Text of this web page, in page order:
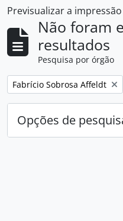
Previsualizar a impressão
Não foram
resultados
Pesquisa por órgão
Remover filtro:
Fabrício Sobrosa Affeldt
Opções de